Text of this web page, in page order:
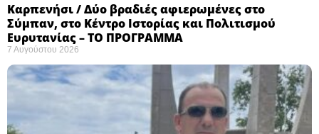
Καρπενήσι / Δύο βραδιές αφιερωμένες στο
Σύμπαν, στο Κέντρο Ιστορίας και Πολιτισμού
Ευρυτανίας – ΤΟ ΠΡΟΓΡΑΜΜΑ
7 Αυγούστου 2026